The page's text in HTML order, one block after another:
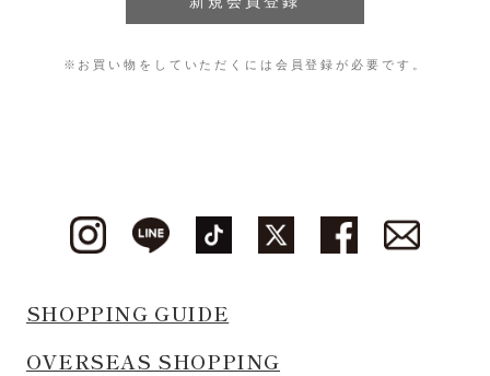
※お買い物をしていただくには会員登録が必要です。
SHOPPING GUIDE
OVERSEAS SHOPPING